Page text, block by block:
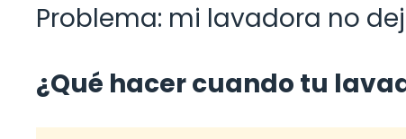
Problema: mi lavadora no
¿Qué hacer cuando tu